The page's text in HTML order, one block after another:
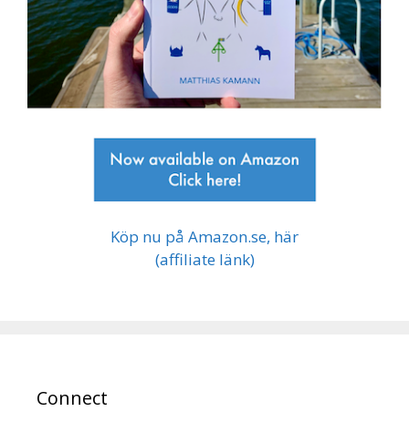
Köp nu på Amazon.se, här
(affiliate länk)
Connect